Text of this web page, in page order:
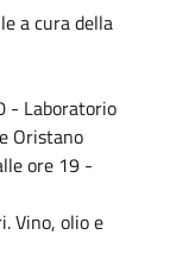
a cura della
- Laboratorio
Oristano
ore 19 -
Vino, olio e